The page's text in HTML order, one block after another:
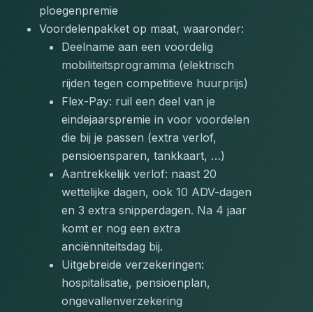
ploegenpremie
Voordelenpakket op maat, waaronder:
Deelname aan een voordelig
mobiliteitsprogramma (elektrisch
rijden tegen competitieve huurprijs)
Flex-Pay: ruil een deel van je
eindejaarspremie in voor voordelen
die bij je passen (extra verlof,
pensioensparen, tankkaart, …)
Aantrekkelijk verlof: naast 20
wettelijke dagen, ook 10 ADV-dagen
en 3 extra snipperdagen. Na 4 jaar
komt er nog een extra
anciënniteitsdag bij.
Uitgebreide verzekeringen:
hospitalisatie, pensioenplan,
ongevallenverzekering